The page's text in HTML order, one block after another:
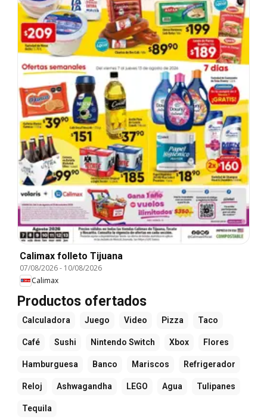
Calimax folleto Tijuana
07/08/2026- 10/08/2026
Calimax
Productos ofertados
Calculadora Juego Video Pizza Taco
Café Sushi Nintendo Switch Xbox Flores
Hamburguesa Banco Mariscos Refrigerador
Reloj Ashwagandha LEGO Agua Tulipanes
Tequila